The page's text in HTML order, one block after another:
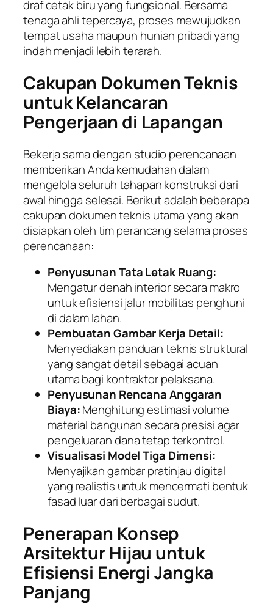
draf cetak biru yang fungsional. Bersama
tenaga ahli tepercaya, proses mewujudkan
tempat usaha maupun hunian pribadi yang
indah menjadi lebih terarah.
Cakupan Dokumen Teknis
untuk Kelancaran
Pengerjaan di Lapangan
Bekerja sama dengan studio perencanaan
memberikan Anda kemudahan dalam
mengelola seluruh tahapan konstruksi dari
awal hingga selesai. Berikut adalah beberapa
cakupan dokumen teknis utama yang akan
disiapkan oleh tim perancang selama proses
perencanaan:
Penyusunan Tata Letak Ruang:
Mengatur denah interior secara makro
untuk efisiensi jalur mobilitas penghuni
di dalam lahan.
Pembuatan Gambar Kerja Detail:
Menyediakan panduan teknis struktural
yang sangat detail sebagai acuan
utama bagi kontraktor pelaksana.
Penyusunan Rencana Anggaran
Biaya:Menghitung estimasi volume
material bangunan secara presisi agar
pengeluaran dana tetap terkontrol.
Visualisasi Model Tiga Dimensi:
Menyajikan gambar pratinjau digital
yang realistis untuk mencermati bentuk
fasad luar dari berbagai sudut.
Penerapan Konsep
Arsitektur Hijau untuk
Efisiensi Energi Jangka
Panjang